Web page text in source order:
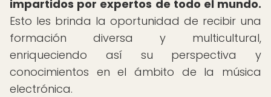
impartidos por expertos de todo el mundo.
Esto les brinda la oportunidad de recibir una
formación diversa y multicultural,
enriqueciendo así su perspectiva y
conocimientos en el ámbito de la música
electrónica.